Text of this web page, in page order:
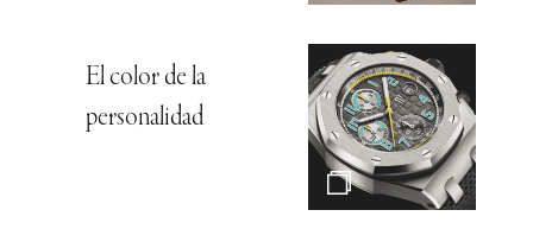
El color de la
personalidad